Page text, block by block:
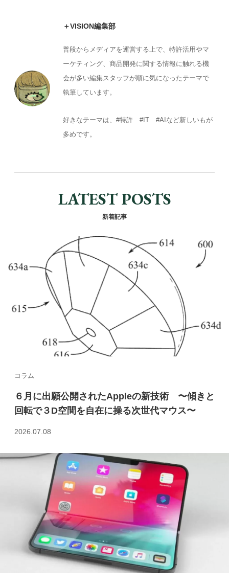
n
＋VISION編集部
普段からメディアを運営する上で、特許活用やマ
ーケティング、商品開発に関する情報に触れる機
会が多い編集スタッフが順に気になったテーマで
執筆しています。
好きなテーマは、#特許 #IT #AIなど新しいもが
多めです。
LATEST POSTS
新着記事
コラム
６月に出願公開されたAppleの新技術 〜傾きと
回転で３D空間を自在に操る次世代マウス〜
2026.07.08